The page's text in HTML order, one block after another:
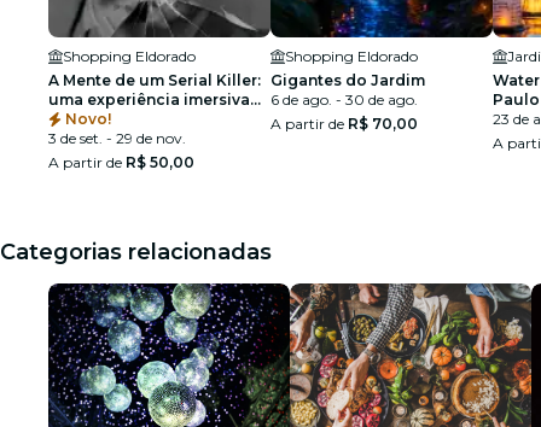
Shopping Eldorado
A Mente de um Serial Killer:
uma experiência imersiva
em São Paulo
Novo!
3 de set. - 29 de nov.
A partir de R$ 50,00
Shopping Eldorado
Gigantes do Jardim
6 de ago. - 30 de ago.
A partir de R$ 70,00
23 de
A
Categorias relacionadas